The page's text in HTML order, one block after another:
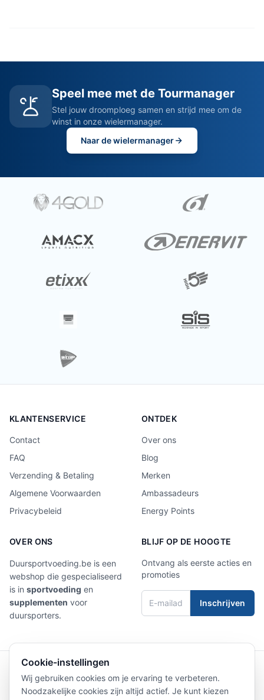
Speel mee met de Tourmanager
Stel jouw droomploeg samen en strijd mee om de
winst in onze wielermanager.
Naar de wielermanager
KLANTENSERVICE
Contact
FAQ
Verzending & Betaling
Algemene Voorwaarden
Privacybeleid
ONTDEK
Over ons
Blog
Merken
Ambassadeurs
Energy Points
OVER ONS
Duursportvoeding.be is een
webshop die gespecialiseerd
is in sportvoeding en
supplementen voor
duursporters.
BLIJF OP DE HOOGTE
Ontvang als eerste acties en
promoties
Inschrijven
4,9/5 Laat een review achter
Cookie-instellingen
Wij gebruiken cookies om je ervaring te verbeteren.
Noodzakelijke cookies zijn altijd actief. Je kunt kiezen